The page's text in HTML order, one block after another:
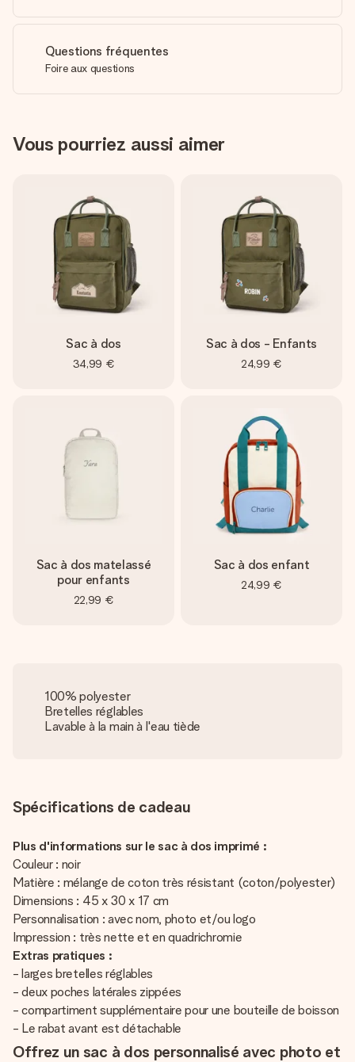
Questions fréquentes
Foire aux questions
Vous pourriez aussi aimer
Sac à dos
34,99 €
Sac à dos - Enfants
24,99 €
Sac à dos matelassé
pour enfants
22,99 €
Sac à dos enfant
24,99 €
100% polyester
Bretelles réglables
Lavable à la main à l'eau tiède
Spécifications de cadeau
Plus d'informations sur le sac à dos imprimé :
Couleur : noir
Matière : mélange de coton très résistant (coton/polyester)
Dimensions : 45 x 30 x 17 cm
Personnalisation : avec nom, photo et/ou logo
Impression : très nette et en quadrichromie
Extras pratiques :
- larges bretelles réglables
- deux poches latérales zippées
- compartiment supplémentaire pour une bouteille de boisson
- Le rabat avant est détachable
Offrez un sac à dos personnalisé avec photo et